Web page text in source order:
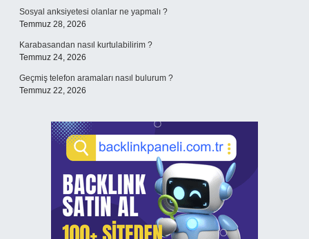
Sosyal anksiyetesi olanlar ne yapmalı ?
Temmuz 28, 2026
Karabasandan nasıl kurtulabilirim ?
Temmuz 24, 2026
Geçmiş telefon aramaları nasıl bulurum ?
Temmuz 22, 2026